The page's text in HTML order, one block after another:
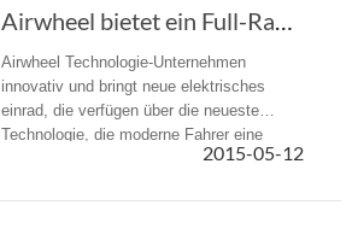
Airwheel bietet ein Full-Range von Hi-Tech-Balance Einräder
Airwheel Technologie-Unternehmen
innovativ und bringt neue elektrisches
einrad, die verfügen über die neueste
Technologie, die moderne Fahrer eine
große Bequemlichkeit und Komfort2015-05-12